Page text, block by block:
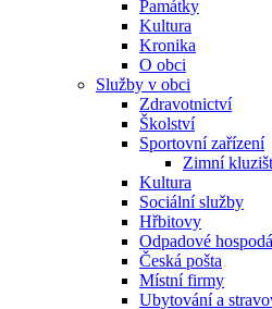
Památky
Kultura
Kronika
O obci
Služby v obci
Zdravotnictví
Školství
Sportovní zařízení
Zimní
Kultura
Sociální služby
Hřbitovy
Odpadové
Česká pošta
Místní firmy
Ubytování a